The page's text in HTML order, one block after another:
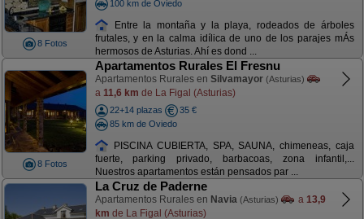
8 Fotos
100 km de Oviedo
Entre la montaña y la playa, rodeados de árboles
frutales, y en la calma idílica de uno de los parajes mÁs
hermosos de Asturias. Ahí es dond ...
8 Fotos
Apartamentos Rurales El Fresnu
Apartamentos Rurales en Silvamayor (Asturias)
a 11,6 km de La Figal (Asturias)
22+14 plazas
35 €
85 km de Oviedo
PISCINA CUBIERTA, SPA, SAUNA, chimeneas, caja
fuerte, parking privado, barbacoas, zona infantil,...
Nuestros apartamentos están pensados par ...
La Cruz de Paderne
Apartamentos Rurales en Navia (Asturias) a 13,9
km de La Figal (Asturias)